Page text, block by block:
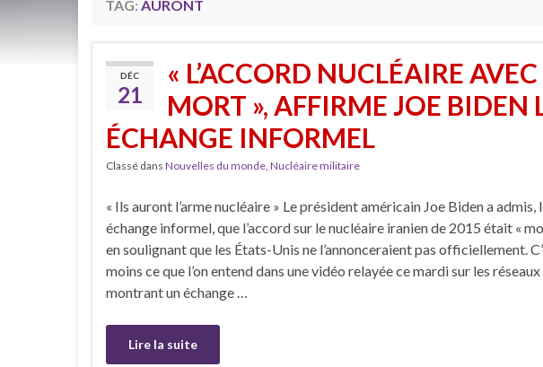
TAG: AURONT
DÉC
21
« L’ACCORD NUCLÉAIRE AVEC
MORT », AFFIRME JOE BIDEN
ÉCHANGE INFORMEL
Classé dans Nouvelles du monde, Nucléaire militaire
« Ils auront l’arme nucléaire » Le président américain Joe Biden a admis,
échange informel, que l’accord sur le nucléaire iranien de 2015 était «
en soulignant que les États-Unis ne l’annonceraient pas officiellement.
moins ce que l’on entend dans une vidéo relayée ce mardi sur les
montrant un échange …
Lire la suite